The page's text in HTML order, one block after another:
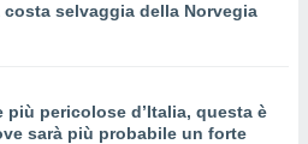
selvaggia della Norvegia
più pericolose d’Italia, questa è
sarà più probabile un forte